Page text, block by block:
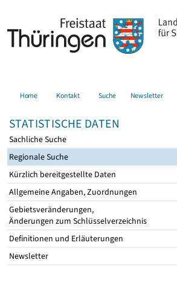
Home Kontakt Suche Newsletter
STATISTISCHE DATEN
Sachliche Suche
Regionale Suche
Kürzlich bereitgestellte Daten
Allgemeine Angaben, Zuordnungen
Gebietsveränderungen,
Änderungen zum Schlüsselverzeichnis
Definitionen und Erläuterungen
Newsletter